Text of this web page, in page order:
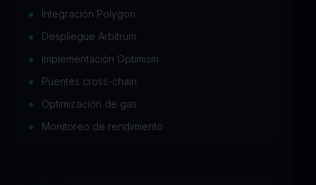
Integración Polygon
Despliegue Arbitrum
Implementación Optimism
Puentes cross-chain
Optimización de gas
Monitoreo de rendimiento